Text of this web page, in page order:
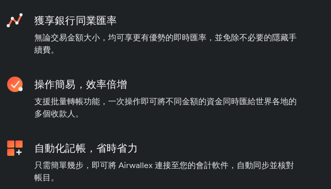
獲享銀行同業匯率
無論交易金額大小，均可享更有優勢的即時匯率，並免除不必要的隱藏手
續費。
操作簡易，效率倍增
支援批量轉帳功能，一次操作即可將不同金額的資金同時匯給世界各地的
多個收款人。
自動化記帳，省時省力
只需簡單幾步，即可將 Airwallex 連接至您的會計軟件，自動同步並核對
帳目。